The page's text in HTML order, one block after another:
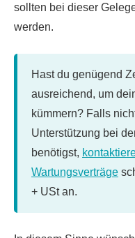
sollten bei dieser
werden.
Hast du genügend
ausreichend, um
kümmern? Falls
Unterstützung bei
benötigst,
Wartungsverträge
+ USt an.